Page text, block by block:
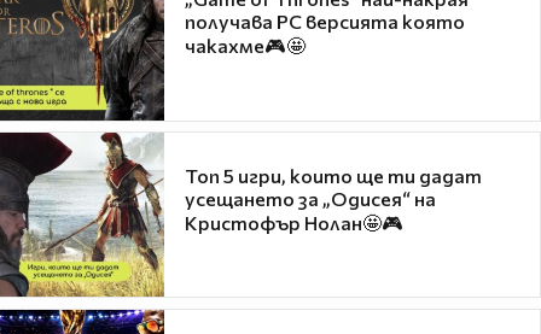
получава PC версията която
чакахме🎮🤩
Топ 5 игри, които ще ти дадат
усещането за „Одисея“ на
Кристофър Нолан🤩🎮